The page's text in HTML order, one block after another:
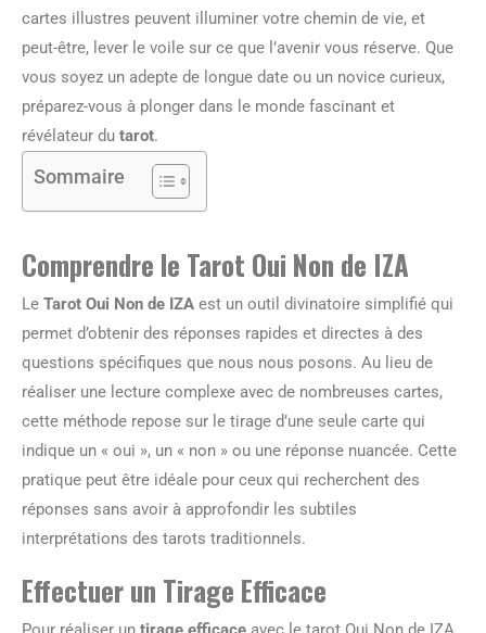
cartes illustres peuvent illuminer votre chemin de vie, et
peut-être, lever le voile sur ce que l’avenir vous réserve. Que
vous soyez un adepte de longue date ou un novice curieux,
préparez-vous à plonger dans le monde fascinant et
révélateur du tarot.
Sommaire
Comprendre le Tarot Oui Non de IZA
Le Tarot Oui Non de IZA est un outil divinatoire simplifié qui
permet d’obtenir des réponses rapides et directes à des
questions spécifiques que nous nous posons. Au lieu de
réaliser une lecture complexe avec de nombreuses cartes,
cette méthode repose sur le tirage d’une seule carte qui
indique un « oui », un « non » ou une réponse nuancée. Cette
pratique peut être idéale pour ceux qui recherchent des
réponses sans avoir à approfondir les subtiles
interprétations des tarots traditionnels.
Effectuer un Tirage Efficace